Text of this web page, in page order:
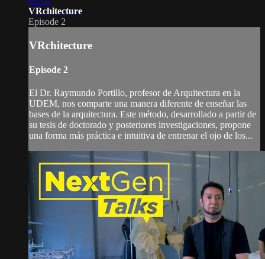
VRchitecture
Episode 2
VRchitecture
Episode 2
El Dr. Raymundo Portillo, profesor de Arquitectura en la
UDEM, nos comparte una manera diferente de enseñar las
bases de la arquitectura. Este método, desarrollado a partir de
su tesis de doctorado y posteriores investigaciones, propone
una forma más práctica e intuitiva de entrenar el ojo de los...